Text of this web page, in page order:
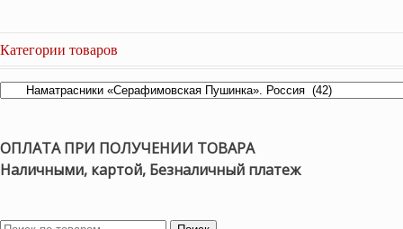
Категории товаров
ОПЛАТА ПРИ ПОЛУЧЕНИИ ТОВАРА
Наличными, картой, Безналичный платеж